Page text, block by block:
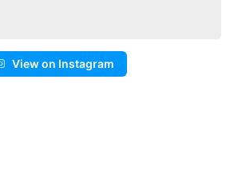
View on Instagram